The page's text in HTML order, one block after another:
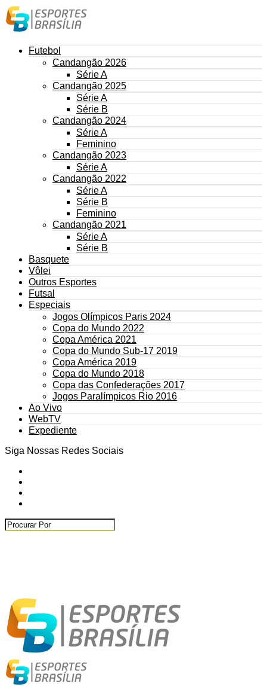
Futebol
Candangão 2026
Série A
Candangão 2025
Série A
Série B
Candangão 2024
Série A
Feminino
Candangão 2023
Série A
Candangão 2022
Série A
Série B
Feminino
Candangão 2021
Série A
Série B
Basquete
Vôlei
Outros Esportes
Futsal
Especiais
Jogos Olímpicos Paris 2024
Copa do Mundo 2022
Copa América 2021
Copa do Mundo Sub-17 2019
Copa América 2019
Copa do Mundo 2018
Copa das Confederações 2017
Jogos Paralímpicos Rio 2016
Ao Vivo
WebTV
Expediente
Siga Nossas Redes Sociais